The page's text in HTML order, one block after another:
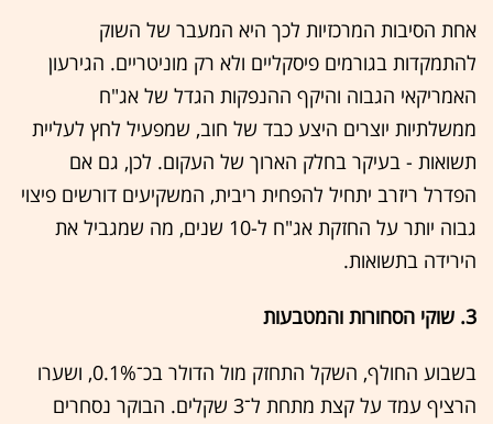
אחת הסיבות המרכזיות לכך היא המעבר של השוק
להתמקדות בגורמים פיסקליים ולא רק מוניטריים. הגירעון
האמריקאי הגבוה והיקף ההנפקות הגדל של אג"ח
ממשלתיות יוצרים היצע כבד של חוב, שמפעיל לחץ לעליית
תשואות - בעיקר בחלק הארוך של העקום. לכן, גם אם
הפדרל ריזרב יתחיל להפחית ריבית, המשקיעים דורשים פיצוי
גבוה יותר על החזקת אג"ח ל-10 שנים, מה שמגביל את
הירידה בתשואות.
3. שוקי הסחורות והמטבעות
בשבוע החולף, השקל התחזק מול הדולר בכ־0.1%, ושערו
הרציף עמד על קצת מתחת ל־3 שקלים. הבוקר נסחרים